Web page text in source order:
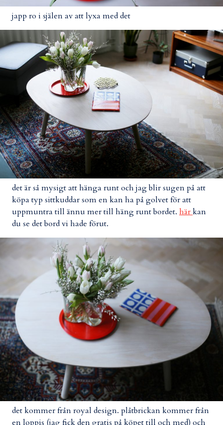
japp ro i själen av att lyxa med det
det är så mysigt att hänga runt och jag blir sugen på att
köpa typ sittkuddar som en kan ha på golvet för att
uppmuntra till ännu mer till häng runt bordet. härkan
du se det bord vi hade förut.
det kommer från royal design. plåtbrickan kommer från
en loppis (jag fick den gratis på köpet till och med) och